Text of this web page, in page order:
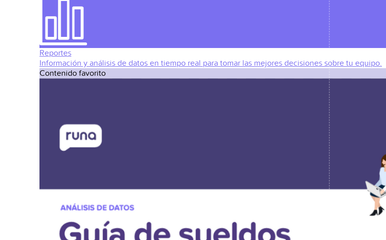
Reportes
Información y análisis de datos en tiempo real para tomar las mejores decisiones sobre tu equipo.
Contenido favorito